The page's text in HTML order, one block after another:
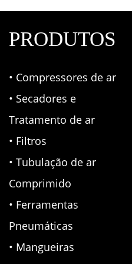
PRODUTOS
• Compressores de ar
• Secadores e
Tratamento de ar
• Filtros
• Tubulação de ar
Comprimido
• Ferramentas
Pneumáticas
• Mangueiras